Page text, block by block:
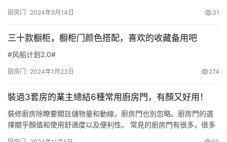
一眼看过去，它天然的木纹纹理和色泽就让你觉得很有温度，这个
么纹理，但是能做出一些花纹和造型。适合冷硬的现代风格。 从这
一…
厨房门 2024年5月14日 31
三十款橱柜，橱柜门颜色搭配，喜欢的收藏备用吧
#风船计划2.0#
厨房门 2024年1月23日 274
裝過3套房的業主總結6種常用廚房門，有顏又好用！
裝修廚房除瞭要關註儲物量和動線，廚房門也別忽略。廚房門的選
擇關乎顏值和使用舒適度以及便利性。 常見的廚房門有很多，很多